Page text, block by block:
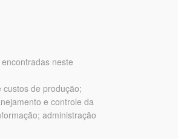
neste
de produção;
e controle da
administração